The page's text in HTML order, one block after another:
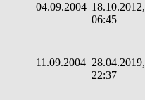
04.09.2004 18.10.2012,
06:45
11.09.2004 28.04.2019,
22:37